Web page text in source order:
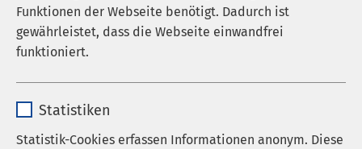
Funktionen der Webseite benötigt. Dadurch ist
gewährleistet, dass die Webseite einwandfrei
funktioniert.
Anbieter sgalinski
Statistiken
Statistik-Cookies erfassen Informationen anonym. Diese
Nutzen Sie dieses Feld, um Ihre Suche zu